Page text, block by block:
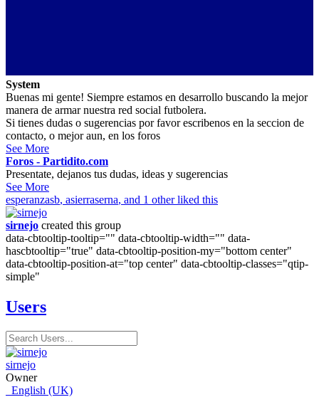
System
Buenas mi gente! Siempre estamos en desarrollo buscando la mejor
manera de armar nuestra red social futbolera.
Si tienes dudas o sugerencias por favor escribenos en la seccion de
contacto, o mejor aun, en los foros
See More
Foros - Partidito.com
Presentate, dejanos tus dudas, ideas y sugerencias
See More
esperanzasb, asierraserna, and 1 other liked this
sirnejo created this group
data-cbtooltip-tooltip="" data-cbtooltip-width="" data-
hascbtooltip="true" data-cbtooltip-position-my="bottom center"
data-cbtooltip-position-at="top center" data-cbtooltip-classes="qtip-
simple"
Users
sirnejo
Owner
English (UK)